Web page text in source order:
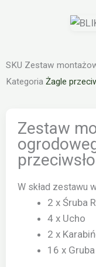
SKU Zestaw
Kategoria Żagle
Zestaw
W skład zestawu
2 x Śruba
4 x Ucho
2 x
16 x